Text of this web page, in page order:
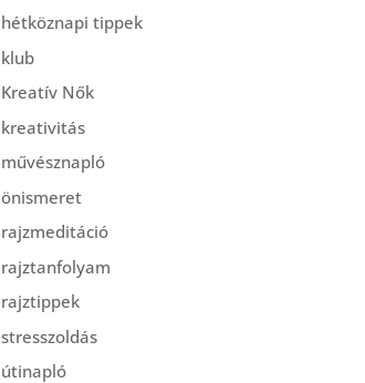
hétköznapi tippek
klub
Kreatív Nők
kreativitás
művésznapló
önismeret
rajzmeditáció
rajztanfolyam
rajztippek
stresszoldás
útinapló